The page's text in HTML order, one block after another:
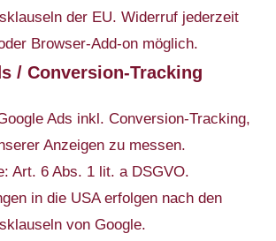
der EU. Widerruf jederzeit
Browser-Add-on möglich.
/ Conversion-Tracking
Ads inkl. Conversion-Tracking,
Anzeigen zu messen.
Art. 6 Abs. 1 lit. a DSGVO.
in die USA erfolgen nach den
von Google.